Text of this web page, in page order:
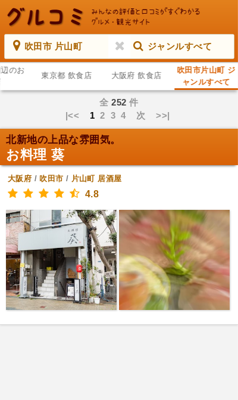
吹田市 片山町 ジャンルすべて
のお
東京都 飲食店 大阪府 飲食店
吹田市片山町 ジ
ャンルすべて
全252 件
|<< 12 3 4 次 >>|
北新地の上品な雰囲気。
お料理 葵
大阪府 / 吹田市 / 片山町 居酒屋
4.8